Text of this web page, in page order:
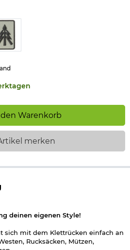
den Warenkorb
merken
deinen eigenen Style!
sich mit dem Klettrücken einfach an
Rucksäcken, Mützen,